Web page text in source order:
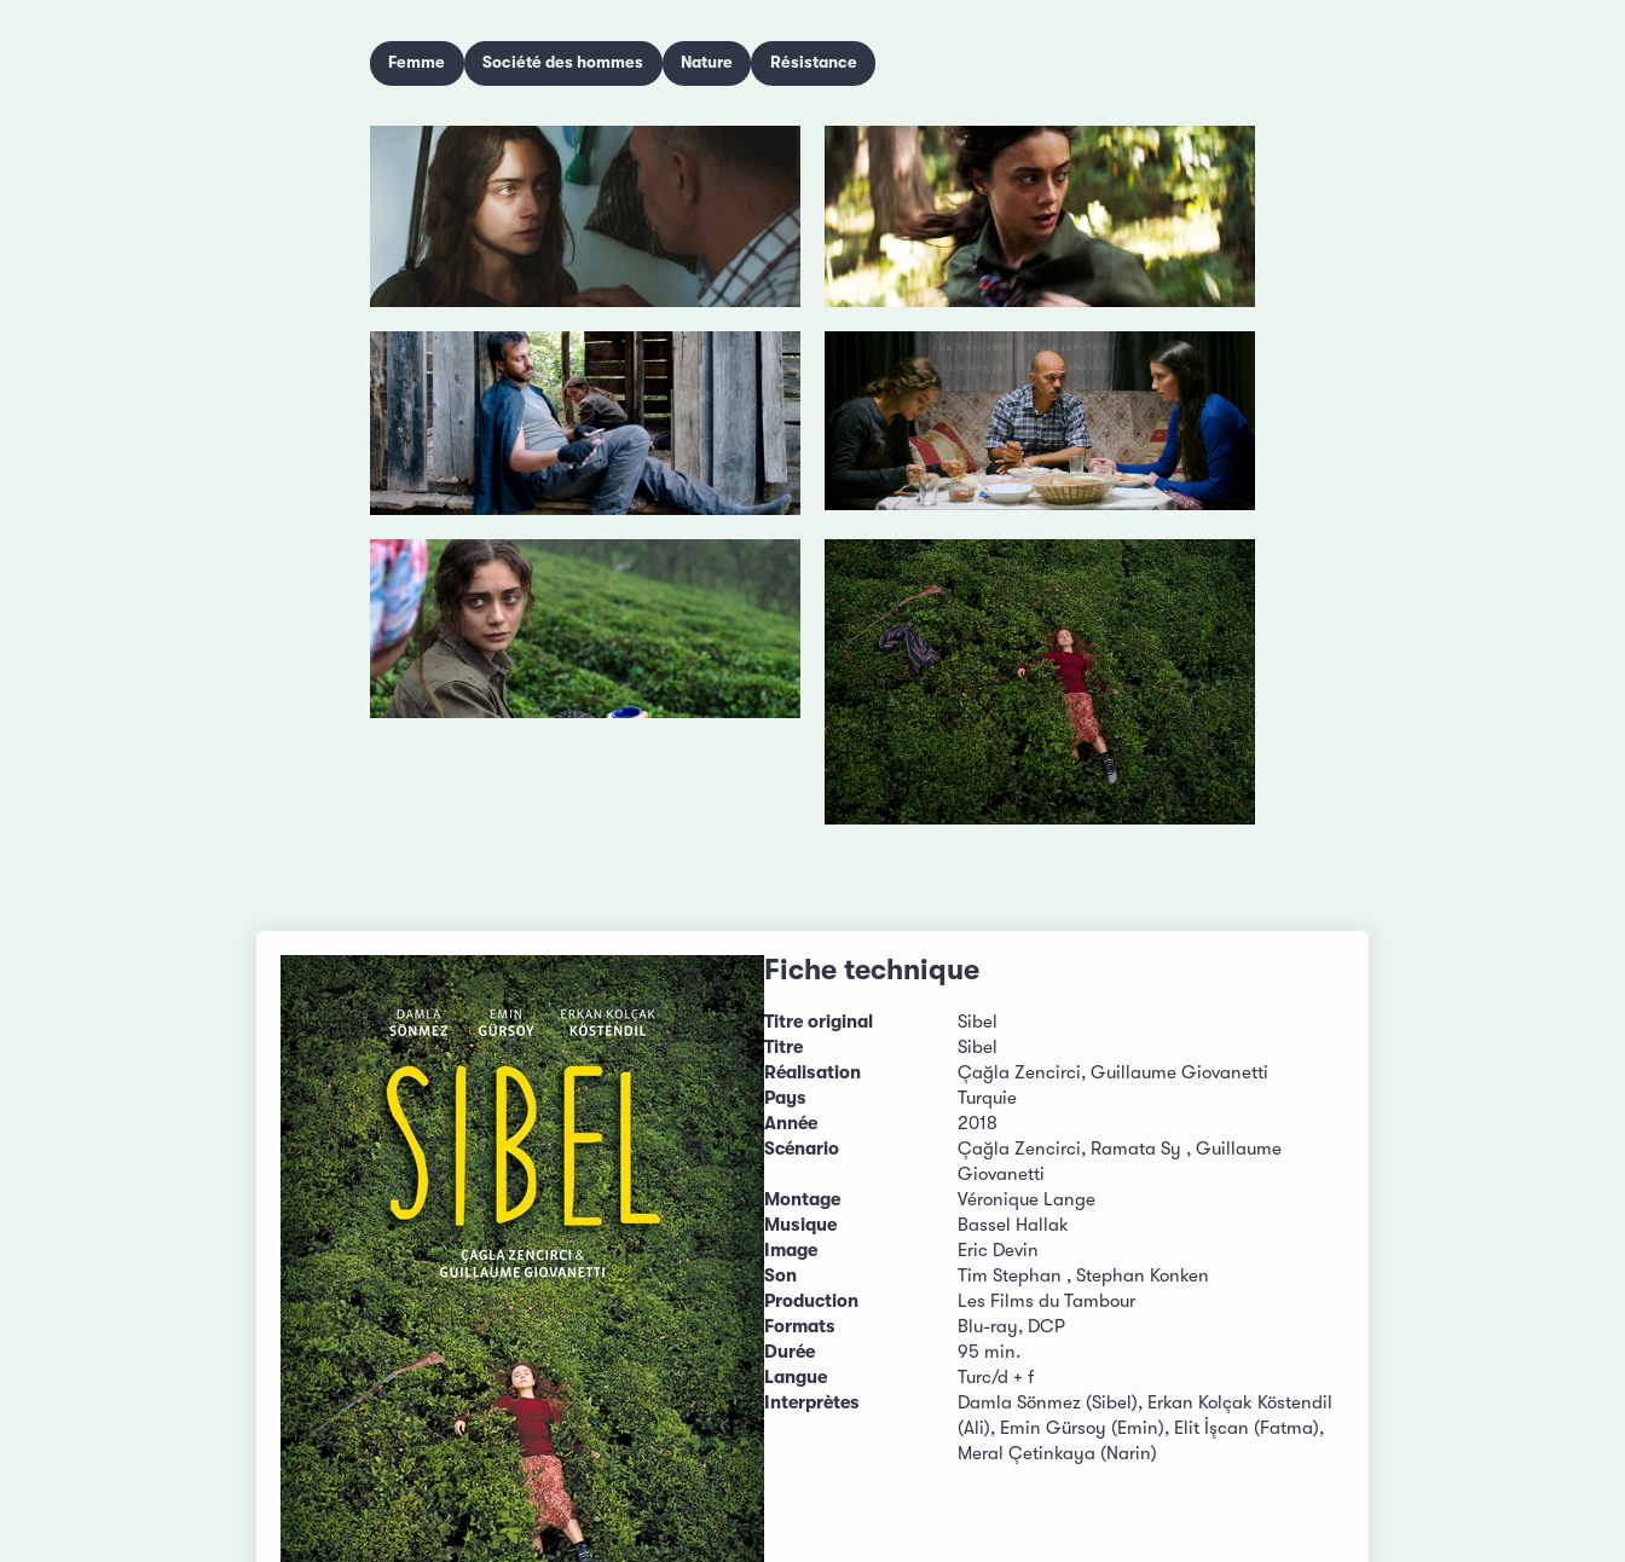
Femme Société des hommes Nature Résistance
Fiche technique
Titre original
Sibel
Titre
Sibel
Réalisation
Çağla Zencirci, Guillaume Giovanetti
Pays
Turquie
Année
2018
Scénario
Çağla Zencirci, Ramata Sy , Guillaume
Giovanetti
Montage
Véronique Lange
Musique
Bassel Hallak
Image
Eric Devin
Son
Tim Stephan , Stephan Konken
Production
Les Films du Tambour
Formats
Blu-ray, DCP
Durée
95 min.
Langue
Turc/d + f
Interprètes
Damla Sönmez (Sibel), Erkan Kolçak Köstendil
(Ali), Emin Gürsoy (Emin), Elit İşcan (Fatma),
Meral Çetinkaya (Narin)